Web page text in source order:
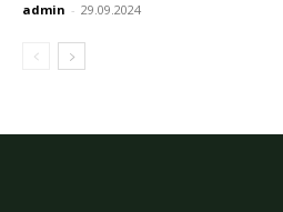
admin - 29.09.2024